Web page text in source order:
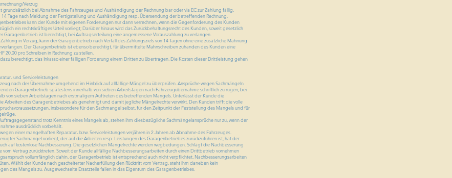
Verzug
grundsätzlich bei Abnahme des Fahrzeuges und Aushändigung der Rechnung bar oder via EC zur Zahlung fällig,
Tage nach Meldung der Fertigstellung und Aushändigung resp. Übersendung der betreffenden Rechnung.
kann der Kunde mit eigenen Forderungen nur dann verrechnen, wenn die Gegenforderung des Kunden
ein rechtskräftiges Urteil vorliegt; Darüber hinaus wird das Zurückbehaltungsrecht des Kunden, soweit gesetzlich
Garagenbetrieb ist berechtigt, bei Auftragserteilung eine angemessene Vorauszahlung zu verlangen.
in Verzug, kann der Garagenbetrieb nach Verfall des Zahlungsziels von 14 Tagen ohne eine zusätzliche Mahnung
Der Garagenbetrieb ist ebenso berechtigt, für übermittelte Mahnschreiben zuhanden des Kunden eine
20.00 pro Schreiben in Rechnung zu stellen.
berechtigt, das Inkasso einer fälligen Forderung einem Dritten zu übertragen. Die Kosten dieser Drittleistung gehen
und Serviceleistungen
nach der Übernahme umgehend im Hinblick auf allfällige Mängel zu überprüfen. Ansprüche wegen Sachmängeln
Garagenbetrieb spätestens innerhalb von sieben Arbeitstagen nach Fahrzeugübernahme schriftlich zu rügen, bei
von sieben Arbeitstagen nach erstmaligem Auftreten des betreffenden Mangels. Unterlässt der Kunde die
Arbeiten des Garagenbetriebes als genehmigt und damit jegliche Mängelrechte verwirkt. Den Kunden trifft die volle
insbesondere für den Sachmangel selbst, für den Zeitpunkt der Feststellung des Mangels und für
trotz Kenntnis eines Mangels ab, stehen ihm diesbezügliche Sachmängelansprüche nur zu, wenn der
ausdrücklich vorbehält.
einer mangelhaften Reparatur- bzw. Serviceleistungen verjähren in 2 Jahren ab Abnahme des Fahrzeuges.
Sachmangel vorliegt, der auf die Arbeiten resp. Leistungen des Garagenbetriebes zurückzuführen ist, hat der
auf kostenlose Nachbesserung. Die gesetzlichen Mängelrechte werden wegbedungen. Schlägt die Nachbesserung
vom Vertrag zurücktreten. Soweit der Kunde allfällige Nachbesserungsarbeiten durch einen Drittbetrieb vornehmen
vollumfänglich dahin, der Garagenbetrieb ist entsprechend auch nicht verpflichtet, Nachbesserungsarbeiten
Wählt der Kunde nach gescheiterter Nacherfüllung den Rücktritt vom Vertrag, steht ihm daneben kein
des Mangels zu. Ausgewechselte Ersatzteile fallen in das Eigentum des Garagenbetriebes.